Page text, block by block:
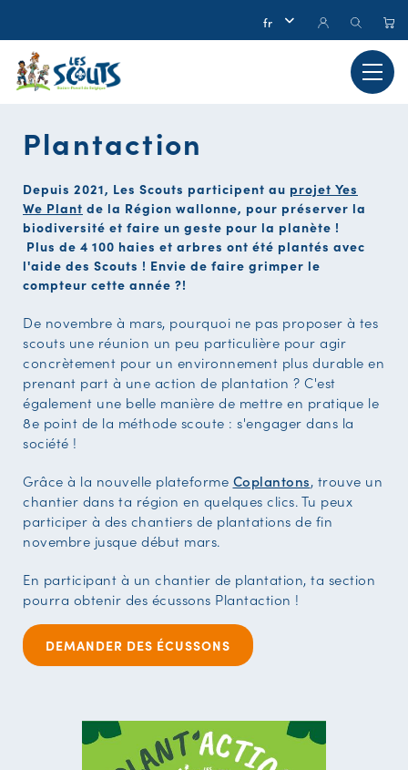
Plantaction
Depuis 2021, Les Scouts participent au projet Yes
We Plant de la Région wallonne, pour préserver la
biodiversité et faire un geste pour la planète !
Plus de 4 100 haies et arbres ont été plantés avec
l'aide des Scouts ! Envie de faire grimper le
compteur cette année ?!
De novembre à mars, pourquoi ne pas proposer à tes
scouts une réunion un peu particulière pour agir
concrètement pour un environnement plus durable en
prenant part à une action de plantation ? C'est
également une belle manière de mettre en pratique le
8e point de la méthode scoute : s'engager dans la
société !
Grâce à la nouvelle plateforme Coplantons, trouve un
chantier dans ta région en quelques clics. Tu peux
participer à des chantiers de plantations de fin
novembre jusque début mars.
En participant à un chantier de plantation, ta section
pourra obtenir des écussons Plantaction !
DEMANDER DES ÉCUSSONS